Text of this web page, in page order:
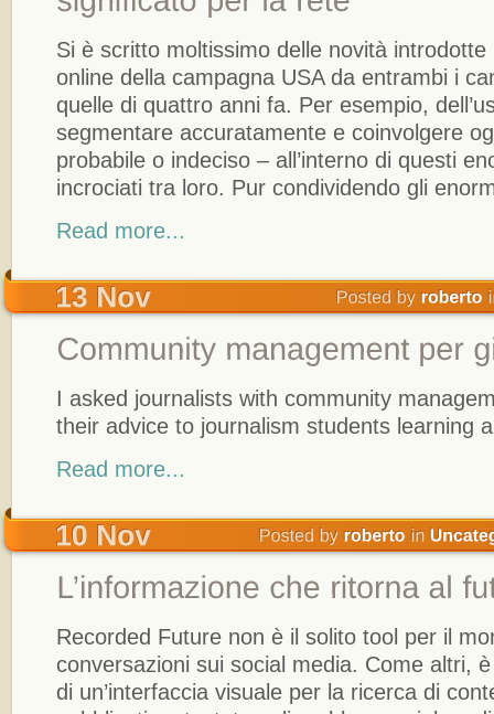
Si è scritto moltissimo delle novità introdotte
online della campagna USA da entrambi i
quelle di quattro anni fa. Per esempio,
segmentare accuratamente e coinvolgere
probabile o indeciso – all’interno di questi
incrociati tra loro. Pur condividendo gli
Read more...
I asked journalists with community
their advice to journalism students learning
Read more...
Recorded Future non è il solito tool per il
conversazioni sui social media. Come altri,
di un’interfaccia visuale per la ricerca di